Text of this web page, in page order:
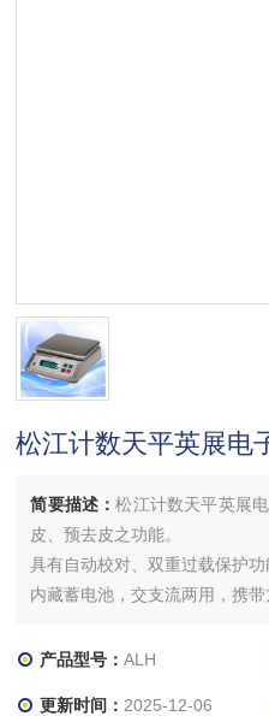
松江计数天平英展电
简要描述：松江计数天平英展
皮、预去皮之功能。
具有自动校对、双重过载保护功
内藏蓄电池，交支流两用，携带
产品型号：ALH
更新时间： 2025-12-06